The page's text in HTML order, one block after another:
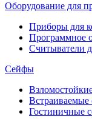
Оборудование для
Приборы для
Программное
Считыватели
Сейфы
Гостиничные